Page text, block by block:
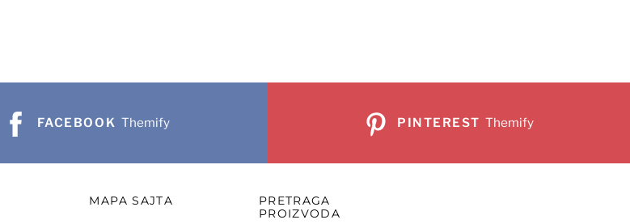
FACEBOOK Themify PINTEREST Themify
MAPA SAJTA
PRETRAGA
PROIZVODA